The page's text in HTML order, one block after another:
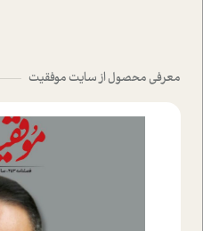
معرفی محصول از سایت موفقیت